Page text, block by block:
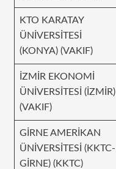
KTO KARATAY
ÜNİVERSİTESİ
(KONYA) (VAKIF)
İZMİR EKONOMİ
ÜNİVERSİTESİ (İZMİR)
(VAKIF)
GİRNE AMERİKAN
ÜNİVERSİTESİ (KKTC-
GİRNE) (KKTC)